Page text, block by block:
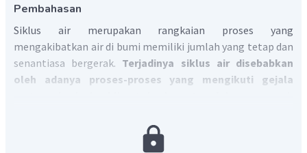
Pembahasan
Siklus air merupakan rangkaian proses yang
mengakibatkan air di bumi memiliki jumlah yang tetap dan
senantiasa bergerak. Terjadinya siklus air disebabkan
oleh adanya proses-proses yang mengikuti gejala
Siklus air berawal dari penguapan (evaporasi)
air laut dan air yang ada di permukaan bumi. Setelah itu, uap